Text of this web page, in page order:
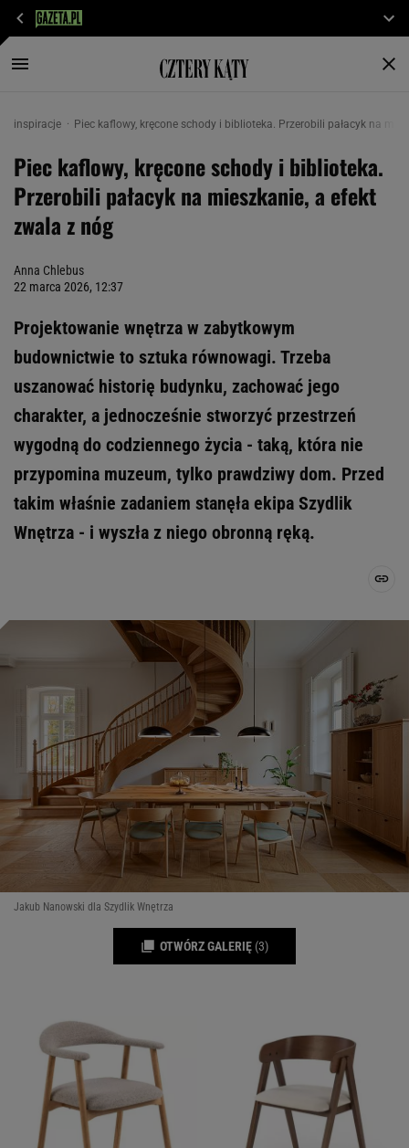
inspiracje Piec kaflowy, kręcone schody i biblioteka. Przerobili pałacyk na
Piec kaflowy, kręcone schody i biblioteka.
Przerobili pałacyk na mieszkanie, a efekt
zwala z nóg
Anna Chlebus
22 marca 2026, 12:37
Projektowanie wnętrza w zabytkowym
budownictwie to sztuka równowagi. Trzeba
uszanować historię budynku, zachować jego
charakter, a jednocześnie stworzyć przestrzeń
wygodną do codziennego życia - taką, która nie
przypomina muzeum, tylko prawdziwy dom. Przed
takim właśnie zadaniem stanęła ekipa Szydlik
Wnętrza - i wyszła z niego obronną ręką.
Jakub Nanowski dla Szydlik Wnętrza
OTWÓRZ GALERIĘ (3)